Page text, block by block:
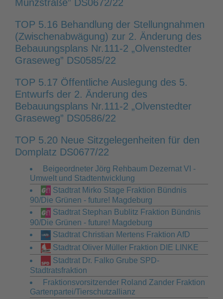
Münzstraße” DS0672/22
TOP 5.16 Behandlung der Stellungnahmen
(Zwischenabwägung) zur 2. Änderung des
Bebauungsplans Nr.111-2 „Olvenstedter
Graseweg” DS0585/22
TOP 5.17 Öffentliche Auslegung des 5.
Entwurfs der 2. Änderung des
Bebauungsplans Nr.111-2 „Olvenstedter
Graseweg” DS0586/22
TOP 5.20 Neue Sitzgelegenheiten für den
Domplatz DS0677/22
Beigeordneter Jörg Rehbaum Dezernat VI -
Umwelt und Stadtentwicklung
Stadtrat Mirko Stage Fraktion Bündnis
90/Die Grünen - future! Magdeburg
Stadtrat Stephan Bublitz Fraktion Bündnis
90/Die Grünen - future! Magdeburg
Stadtrat Christian Mertens Fraktion AfD
Stadtrat Oliver Müller Fraktion DIE LINKE
Stadtrat Dr. Falko Grube SPD-
Stadtratsfraktion
Fraktionsvorsitzender Roland Zander Fraktion
Gartenpartei/Tierschutzallianz